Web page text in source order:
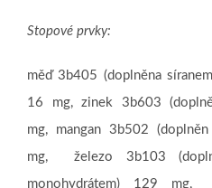
Stopové prvky:
měď 3b405 (doplněna
16 mg,zinek 3b603
mg, mangan 3b502
mg, železo 3b103
monohydrátem) 129 mg,